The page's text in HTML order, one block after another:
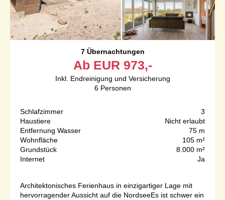
7 Übernachtungen
Ab EUR 973,-
Inkl. Endreinigung und Versicherung
6 Personen
Schlafzimmer
3
Haustiere
Nicht erlaubt
Entfernung Wasser
75 m
Wohnfläche
105 m²
Grundstück
8.000 m²
Internet
Ja
Architektonisches Ferienhaus in einzigartiger Lage mit
hervorragender Aussicht auf die NordseeEs ist schwer ein